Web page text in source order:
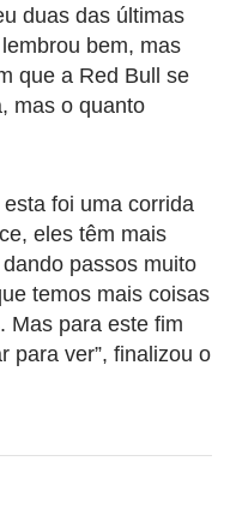
duas das últimas
bem, mas
que a Red Bull se
mas o quanto
foi uma corrida
eles têm mais
passos muito
temos mais coisas
Mas para este fim
para ver”, finalizou o